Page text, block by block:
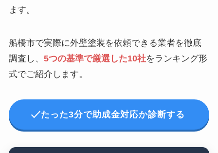
ます。
船橋市で実際に外壁塗装を依頼できる業者を徹底
調査し、 5つの基準で厳選した10社をランキング形
式でご紹介します。
たった3分で助成金対応か診断する